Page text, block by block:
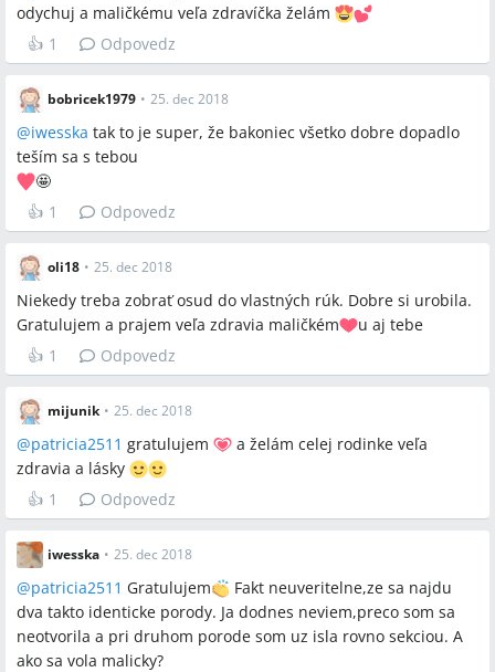
odychuj a maličkému veľa zdravíčka želám
👍 1 Odpovedz
bobricek1979 • 25. dec 2018
@iwesska tak to je super, že bakoniec všetko dobre dopadlo
teším sa s tebou
️🤩
👍 1 Odpovedz
oli18 • 25. dec 2018
Niekedy treba zobrať osud do vlastných rúk. Dobre si urobila.
Gratulujem a prajem veľa zdravia maličkém
u aj tebe
👍 1 Odpovedz
mijunik • 25. dec 2018
@patricia2511 gratulujem
a želám celej rodinke veľa
zdravia a lásky
👍 1 Odpovedz
iwesska • 25. dec 2018
@patricia2511 Gratulujem
Fakt neuveritelne,ze sa najdu
dva takto identicke porody. Ja dodnes neviem,preco som sa
neotvorila a pri druhom porode som uz isla rovno sekciou. A
ako sa vola malicky?